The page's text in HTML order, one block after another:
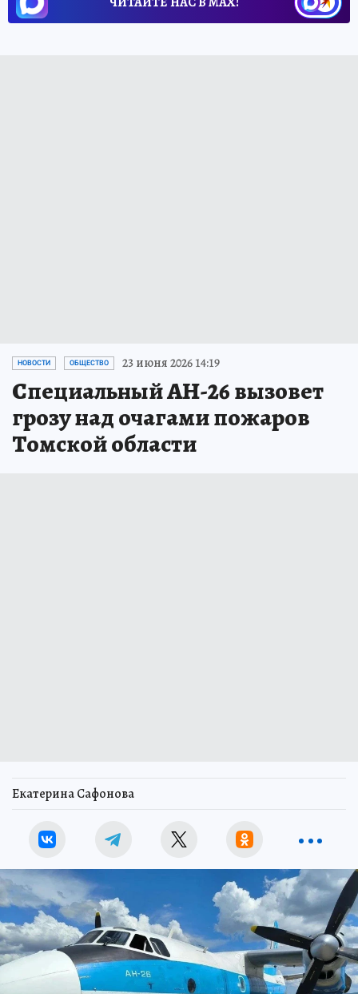
НОВОСТИ ОБЩЕСТВО 23 июня 2026 14:19
Специальный АН-26 вызовет
грозу над очагами пожаров
Томской области
Екатерина Сафонова